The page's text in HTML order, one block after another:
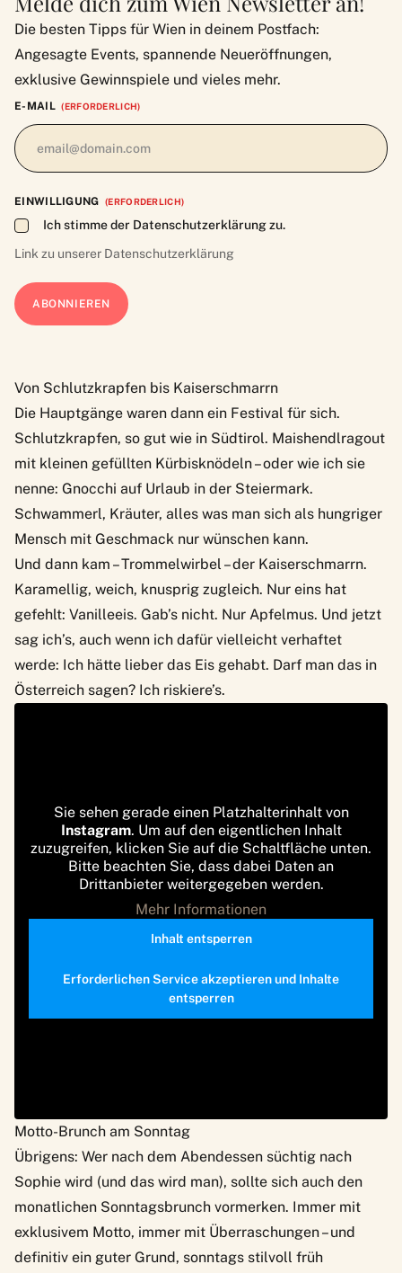
Die besten Tipps für Wien in deinem Postfach:
Angesagte Events, spannende Neueröffnungen,
exklusive Gewinnspiele und vieles mehr.
E-MAIL (ERFORDERLICH)
EINWILLIGUNG (ERFORDERLICH)
Ich stimme der Datenschutzerklärung zu.
Link zu unserer Datenschutzerklärung
Von Schlutzkrapfen bis Kaiserschmarrn
Die Hauptgänge waren dann ein Festival für sich.
Schlutzkrapfen, so gut wie in Südtirol. Maishendlragout
mit kleinen gefüllten Kürbisknödeln – oder wie ich sie
nenne: Gnocchi auf Urlaub in der Steiermark.
Schwammerl, Kräuter, alles was man sich als hungriger
Mensch mit Geschmack nur wünschen kann.
Und dann kam – Trommelwirbel – der Kaiserschmarrn.
Karamellig, weich, knusprig zugleich. Nur eins hat
gefehlt: Vanilleeis. Gab’s nicht. Nur Apfelmus. Und jetzt
sag ich’s, auch wenn ich dafür vielleicht verhaftet
werde: Ich hätte lieber das Eis gehabt. Darf man das in
Österreich sagen? Ich riskiere’s.
Sie sehen gerade einen Platzhalterinhalt von
Instagram. Um auf den eigentlichen Inhalt
zuzugreifen, klicken Sie auf die Schaltfläche unten.
Bitte beachten Sie, dass dabei Daten an
Drittanbieter weitergegeben werden.
Mehr Informationen
Inhalt entsperren
Erforderlichen Service akzeptieren und Inhalte
entsperren
Motto-Brunch am Sonntag
Übrigens: Wer nach dem Abendessen süchtig nach
Sophie wird (und das wird man), sollte sich auch den
monatlichen Sonntagsbrunch vormerken. Immer mit
exklusivem Motto, immer mit Überraschungen – und
definitiv ein guter Grund, sonntags stilvoll früh